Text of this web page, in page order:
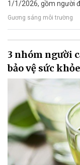
1/1/2026, gồm người
Gương sáng môi trường
3 nhóm người
bảo vệ sức khỏe